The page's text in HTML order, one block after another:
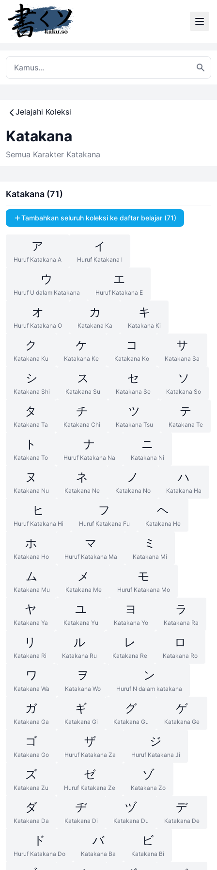
Jelajahi Koleksi
Katakana
Semua Karakter Katakana
Katakana (71)
Tambahkan seluruh koleksi ke daftar belajar (71)
ア
Huruf Katakana A
イ
Huruf Katakana I
ウ
Huruf U dalam Katakana
エ
Huruf Katakana E
オ
Huruf Katakana O
カ
Katakana Ka
キ
Katakana Ki
ク
Katakana Ku
ケ
Katakana Ke
コ
Katakana Ko
サ
Katakana Sa
シ
Katakana Shi
ス
Katakana Su
セ
Katakana Se
ソ
Katakana So
タ
Katakana Ta
チ
Katakana Chi
ツ
Katakana Tsu
テ
Katakana Te
ト
Katakana To
ナ
Huruf Katakana Na
ニ
Katakana Ni
ヌ
Katakana Nu
ネ
Katakana Ne
ノ
Katakana No
ハ
Katakana Ha
ヒ
Huruf Katakana Hi
フ
Huruf Katakana Fu
ヘ
Katakana He
ホ
Katakana Ho
マ
Huruf Katakana Ma
ミ
Katakana Mi
ム
Katakana Mu
メ
Katakana Me
モ
Huruf Katakana Mo
ヤ
Katakana Ya
ユ
Katakana Yu
ヨ
Katakana Yo
ラ
Katakana Ra
リ
Katakana Ri
ル
Katakana Ru
レ
Katakana Re
ロ
Katakana Ro
ワ
Katakana Wa
ヲ
Katakana Wo
ン
Huruf N dalam katakana
ガ
Katakana Ga
ギ
Katakana Gi
グ
Katakana Gu
ゲ
Katakana Ge
ゴ
Katakana Go
ザ
Huruf Katakana Za
ジ
Huruf Katakana Ji
ズ
Katakana Zu
ゼ
Huruf Katakana Ze
ゾ
Katakana Zo
ダ
Katakana Da
ヂ
Katakana Di
ヅ
Katakana Du
デ
Katakana De
ド
Huruf Katakana Do
バ
Katakana Ba
ビ
Katakana Bi